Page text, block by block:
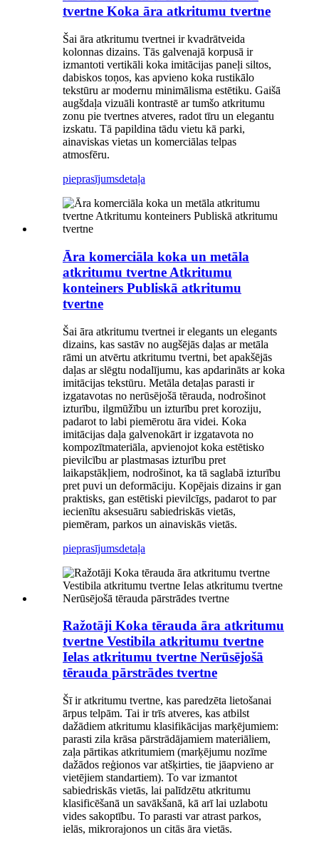
tvertne Koka āra atkritumu tvertne
Šai āra atkritumu tvertnei ir kvadrātveida
kolonnas dizains. Tās galvenajā korpusā ir
izmantoti vertikāli koka imitācijas paneļi siltos,
dabiskos toņos, kas apvieno koka rustikālo
tekstūru ar modernu minimālisma estētiku. Gaišā
augšdaļa vizuāli kontrastē ar tumšo atkritumu
zonu pie tvertnes atveres, radot tīru un elegantu
izskatu. Tā papildina tādu vietu kā parki,
ainaviskas vietas un komerciālas telpas
atmosfēru.
pieprasījumsdetaļa
Āra komerciāla koka un metāla
atkritumu tvertne Atkritumu
konteiners Publiskā atkritumu
tvertne
Šai āra atkritumu tvertnei ir elegants un elegants
dizains, kas sastāv no augšējās daļas ar metāla
rāmi un atvērtu atkritumu tvertni, bet apakšējās
daļas ar slēgtu nodalījumu, kas apdarināts ar koka
imitācijas tekstūru. Metāla detaļas parasti ir
izgatavotas no nerūsējošā tērauda, ​​nodrošinot
izturību, ilgmūžību un izturību pret koroziju,
padarot to labi piemērotu āra videi. Koka
imitācijas daļa galvenokārt ir izgatavota no
kompozītmateriāla, apvienojot koka estētisko
pievilcību ar plastmasas izturību pret
laikapstākļiem, nodrošinot, ka tā saglabā izturību
pret puvi un deformāciju. Kopējais dizains ir gan
praktisks, gan estētiski pievilcīgs, padarot to par
iecienītu aksesuāru sabiedriskās vietās,
piemēram, parkos un ainaviskās vietās.
pieprasījumsdetaļa
Ražotāji Koka tērauda āra atkritumu
tvertne Vestibila atkritumu tvertne
Ielas atkritumu tvertne Nerūsējošā
tērauda pārstrādes tvertne
Šī ir atkritumu tvertne, kas paredzēta lietošanai
ārpus telpām. Tai ir trīs atveres, kas atbilst
dažādiem atkritumu klasifikācijas marķējumiem:
parasti zila krāsa pārstrādājamiem materiāliem,
zaļa pārtikas atkritumiem (marķējumu nozīme
dažādos reģionos var atšķirties, tie jāapvieno ar
vietējiem standartiem). To var izmantot
sabiedriskās vietās, lai palīdzētu atkritumu
klasificēšanā un savākšanā, kā arī lai uzlabotu
vides sakoptību. To parasti var atrast parkos,
ielās, mikrorajonos un citās āra vietās.